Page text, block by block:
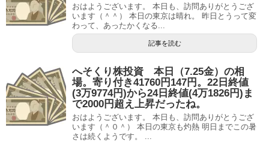
おはようございます。 本日も、訪問ありがとうござ
います（＾＾） 本日の東京は晴れ。 昨日とうって変
わって、あったかくなる...
記事を読む
へそくり株投資 本日（7.25金）の相
場。寄り付き41760円147円。22日終値
(3万9774円)から24日終値(4万1826円)ま
で2000円超え上昇だったね。
おはようございます。 本日も、訪問ありがとうござ
います（＾０＾） 本日の東京も灼熱 明日までこの暑
さは続くようです。 ...